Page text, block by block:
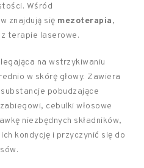
Wśród
znajdują się mezoterapia,
terapie laserowe.
na wstrzykiwaniu
w skórę głowy. Zawiera
pobudzające
cebulki włosowe
niezbędnych składników,
kondycję i przyczynić się do